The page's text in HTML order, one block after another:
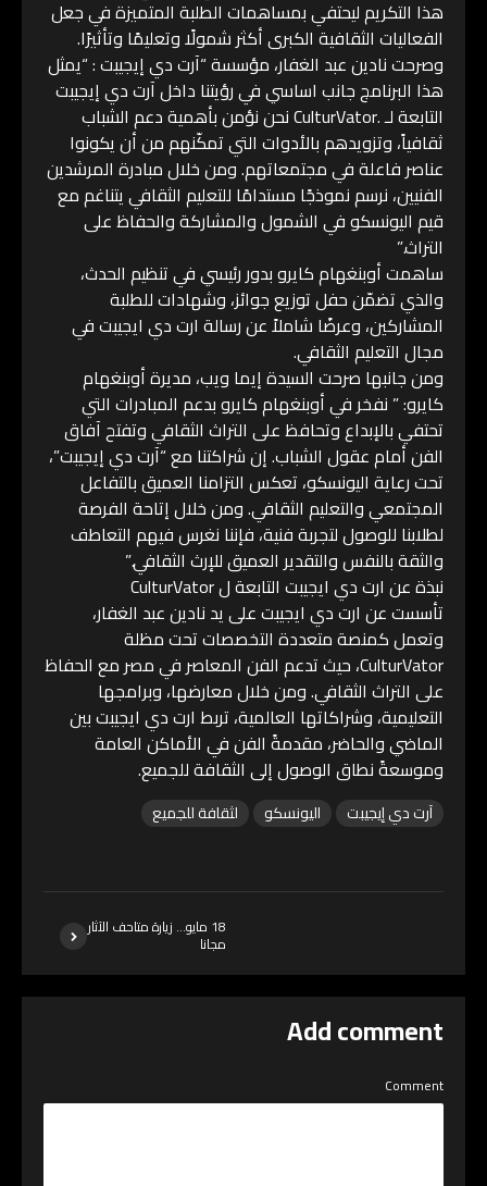
هذا التكريم ليحتفي بمساهمات الطلبة المتميزة في جعل
الفعاليات الثقافية الكبرى أكثر شمولًا وتعليمًا وتأثيرًا.
وصرحت نادين عبد الغفار، مؤسسة “آرت دي إيجيبت : “يمثل
هذا البرنامج جانب اساسي في رؤيتنا داخل آرت دي إيجيبت
التابعة لـ .CulturVator نحن نؤمن بأهمية دعم الشباب
ثقافياً، وتزويدهم بالأدوات التي تمكّنهم من أن يكونوا
عناصر فاعلة في مجتمعاتهم. ومن خلال مبادرة المرشدين
الفنيين، نرسم نموذجًا مستدامًا للتعليم الثقافي يتناغم مع
قيم اليونسكو في الشمول والمشاركة والحفاظ على
التراث.”
ساهمت أوبنغهام كايرو بدور رئيسي في تنظيم الحدث،
والذي تضمّن حفل توزيع جوائز، وشهادات للطلبة
المشاركين، وعرضًا شاملاً عن رسالة ارت دي ايجيبت في
مجال التعليم الثقافي.
ومن جانبها صرحت السيدة إيما ويب، مديرة أوبنغهام
كايرو: ” نفخر في أوبنغهام كايرو بدعم المبادرات التي
تحتفي بالإبداع وتحافظ على التراث الثقافي وتفتح آفاق
الفن أمام عقول الشباب. إن شراكتنا مع “آرت دي إيجيبت”،
تحت رعاية اليونسكو، تعكس التزامنا العميق بالتفاعل
المجتمعي والتعليم الثقافي. ومن خلال إتاحة الفرصة
لطلابنا للوصول لتجربة فنية، فإننا نغرس فيهم التعاطف
والثقة بالنفس والتقدير العميق للإرث الثقافي.”
نبذة عن ارت دي ايجيبت التابعة ل CulturVator
تأسست عن ارت دي ايجيبت على يد نادين عبد الغفار،
وتعمل كمنصة متعددة التخصصات تحت مظلة
CulturVator، حيث تدعم الفن المعاصر في مصر مع الحفاظ
على التراث الثقافي. ومن خلال معارضها، وبرامجها
التعليمية، وشراكاتها العالمية، تربط ارت دي ايجيبت بين
الماضي والحاضر، مقدمةً الفن في الأماكن العامة
وموسعةً نطاق الوصول إلى الثقافة للجميع.
آرت دي إيجيبت اليونسكو لثقافة للجميع
18 مايو… زيارة متاحف الآثار
مجانا
Add comment
Comment